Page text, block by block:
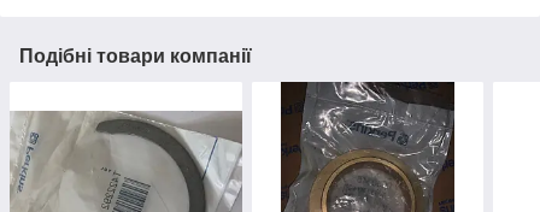
Подібні товари компанії